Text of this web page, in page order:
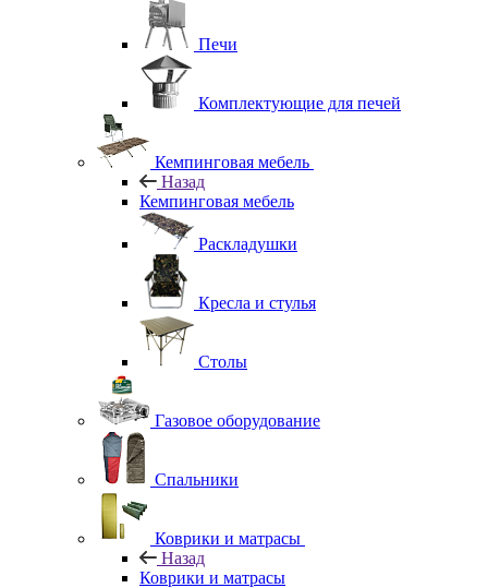
Печи
Комплектующие для печей
Кемпинговая мебель
Назад
Кемпинговая мебель
Раскладушки
Кресла и стулья
Столы
Газовое оборудование
Спальники
Коврики и матрасы
Назад
Коврики и матрасы